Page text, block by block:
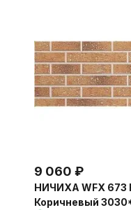
9 060 ₽
НИЧИХА WFX 673
Коричневый